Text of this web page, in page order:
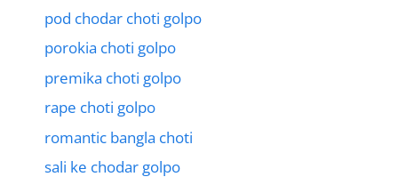
pod chodar choti golpo
porokia choti golpo
premika choti golpo
rape choti golpo
romantic bangla choti
sali ke chodar golpo